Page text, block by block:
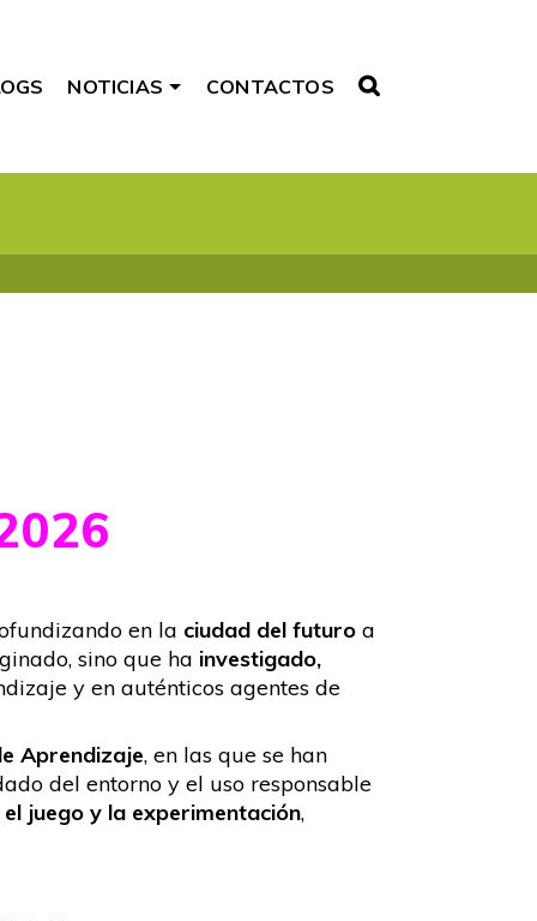
NOTICIAS CONTACTOS
en la ciudad del futuro a
sino que ha investigado,
y en auténticos agentes de
Aprendizaje, en las que se han
del entorno y el uso responsable
juego y la experimentación,